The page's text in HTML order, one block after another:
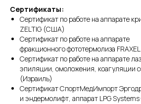
Сертификаты:
Сертификат по работе на аппарате
ZELTIG (США)
Сертификат по работе на аппарате
фракционного фототермолиза
Сертификат по работе на аппарате
эпиляции, омоложения, коагуляции
(Израиль)
Сертификат СпортМедИмпорт
и эндермолифт, аппарат LPG